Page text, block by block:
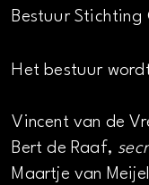
Bestuur Stichting
Het bestuur
Vincent van de
Bert de Raaf,
Maartje van